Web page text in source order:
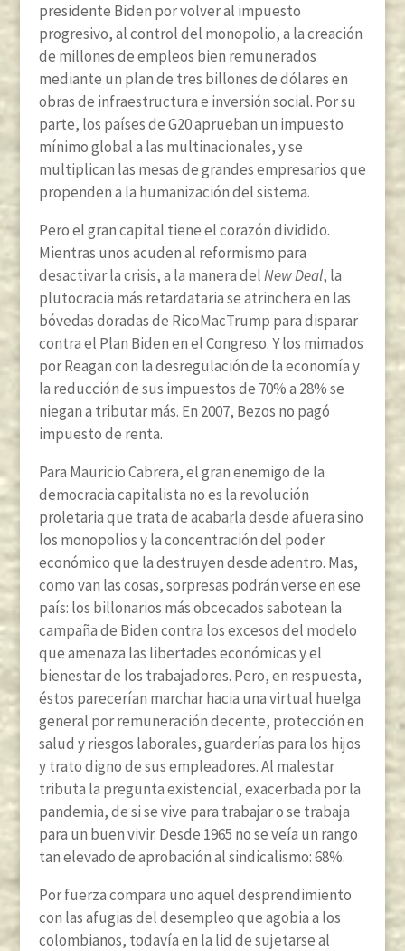
presidente Biden por volver al impuesto
progresivo, al control del monopolio, a la creación
de millones de empleos bien remunerados
mediante un plan de tres billones de dólares en
obras de infraestructura e inversión social. Por su
parte, los países de G20 aprueban un impuesto
mínimo global a las multinacionales, y se
multiplican las mesas de grandes empresarios que
propenden a la humanización del sistema.
Pero el gran capital tiene el corazón dividido.
Mientras unos acuden al reformismo para
desactivar la crisis, a la manera delNew Deal, la
plutocracia más retardataria se atrinchera en las
bóvedas doradas de RicoMacTrump para disparar
contra el Plan Biden en el Congreso. Y los mimados
por Reagan con la desregulación de la economía y
la reducción de sus impuestos de 70% a 28% se
niegan a tributar más. En 2007, Bezos no pagó
impuesto de renta.
Para Mauricio Cabrera, el gran enemigo de la
democracia capitalista no es la revolución
proletaria que trata de acabarla desde afuera sino
los monopolios y la concentración del poder
económico que la destruyen desde adentro. Mas,
como van las cosas, sorpresas podrán verse en ese
país: los billonarios más obcecados sabotean la
campaña de Biden contra los excesos del modelo
que amenaza las libertades económicas y el
bienestar de los trabajadores. Pero, en respuesta,
éstos parecerían marchar hacia una virtual huelga
general por remuneración decente, protección en
salud y riesgos laborales, guarderías para los hijos
y trato digno de sus empleadores. Al malestar
tributa la pregunta existencial, exacerbada por la
pandemia, de si se vive para trabajar o se trabaja
para un buen vivir. Desde 1965 no se veía un rango
tan elevado de aprobación al sindicalismo: 68%.
Por fuerza compara uno aquel desprendimiento
con las afugias del desempleo que agobia a los
colombianos, todavía en la lid de sujetarse al